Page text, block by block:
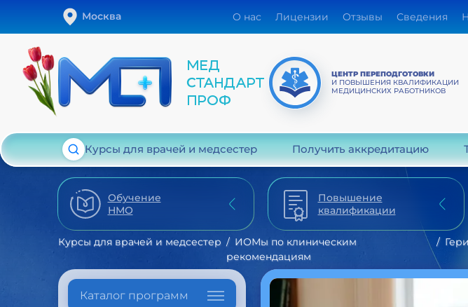
Москва О нас Лицензии Отзывы Сведения
ЦЕНТР ПЕРЕПОДГОТОВКИ
И ПОВЫШЕНИЯ КВАЛИФИКАЦИИ
МЕДИЦИНСКИХ РАБОТНИКОВ
Курсы для врачей и медсестер Получить аккредитацию
Обучение
НМО
Повышение
квалификации
Курсы для врачей и медсестер
ИОМы по клиническим
рекомендациям
Каталог программ